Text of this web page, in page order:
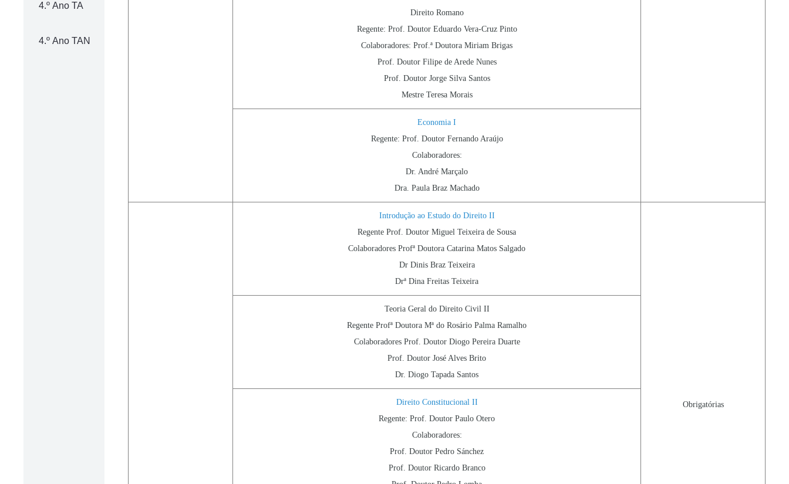
4.º Ano TA
4.º Ano TAN
Direito Romano
Regente: Prof. Doutor Eduardo Vera-Cruz Pinto
Colaboradores: Prof.ª Doutora Miriam Brigas
Prof. Doutor Filipe de Arede Nunes
Prof. Doutor Jorge Silva Santos
Mestre Teresa Morais
Economia I
Regente: Prof. Doutor Fernando Araújo
Colaboradores:
Dr. André Marçalo
Dra. Paula Braz Machado
Introdução ao Estudo do Direito II
Regente Prof. Doutor Miguel Teixeira de Sousa
Colaboradores Profª Doutora Catarina Matos Salgado
Dr Dinis Braz Teixeira
Drª Dina Freitas Teixeira
Obrigatórias
Teoria Geral do Direito Civil II
Regente Profª Doutora Mª do Rosário Palma Ramalho
Colaboradores Prof. Doutor Diogo Pereira Duarte
Prof. Doutor José Alves Brito
Dr. Diogo Tapada Santos
Direito Constitucional II
Regente: Prof. Doutor Paulo Otero
Colaboradores:
Prof. Doutor Pedro Sánchez
Prof. Doutor Ricardo Branco